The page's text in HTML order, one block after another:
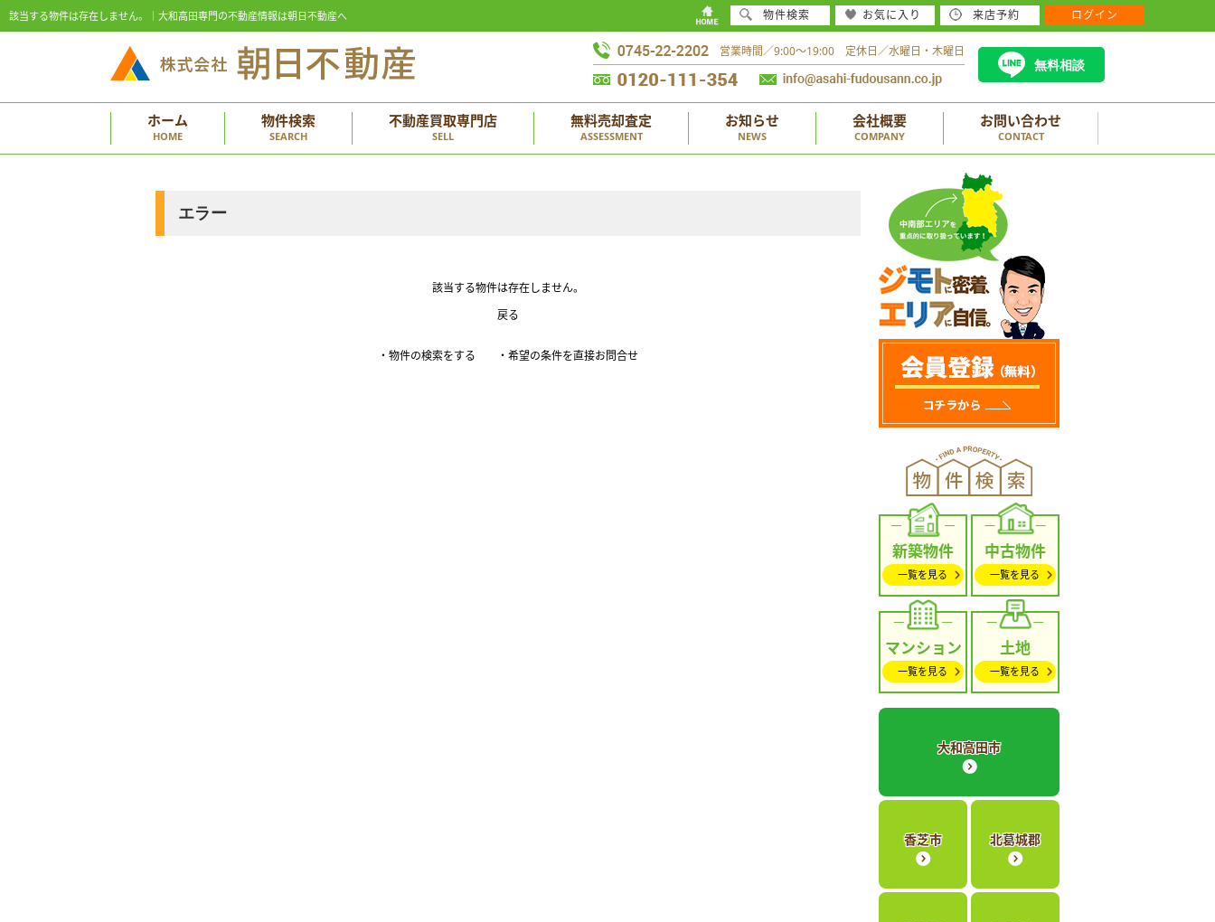
該当する物件は存在しません。｜大和高田専門の不動産情報は朝日不動産へ
営業時間／9:00～19:00 定休日／水曜日・木曜日
無料相談
ホーム
HOME
物件検索
SEARCH
不動産買取専門店
SELL
無料売却査定
ASSESSMENT
お知らせ
NEWS
会社概要
COMPANY
お問い合わせ
CONTACT
エラー
該当する物件は存在しません。
戻る
・物件の検索をする ・希望の条件を直接お問合せ
新築物件
一覧を見る
中古物件
一覧を見る
マンション
一覧を見る
土地
一覧を見る
大和高田市
香芝市 北葛城郡
物件検索 お気に入り 来店予約 ログイン